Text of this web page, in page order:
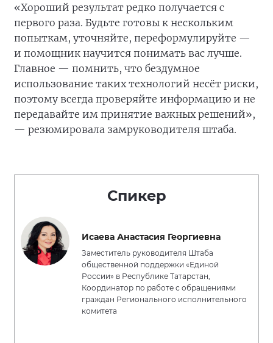
«Хороший результат редко получается с
первого раза. Будьте готовы к нескольким
попыткам, уточняйте, переформулируйте —
и помощник научится понимать вас лучше.
Главное — помнить, что бездумное
использование таких технологий несёт риски,
поэтому всегда проверяйте информацию и не
передавайте им принятие важных решений»,
— резюмировала замруководителя штаба.
Спикер
Исаева Анастасия Георгиевна
Заместитель руководителя Штаба
общественной поддержки «Единой
России» в Республике Татарстан,
Координатор по работе с обращениями
граждан Регионального исполнительного
комитета